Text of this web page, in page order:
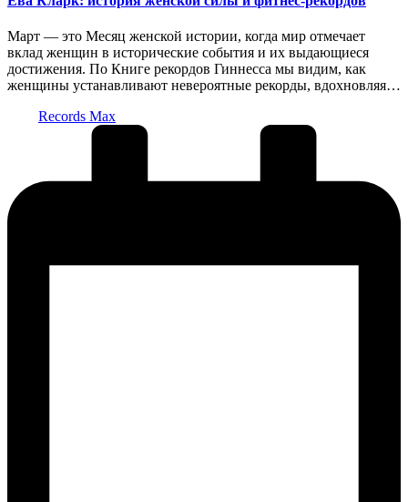
Март — это Месяц женской истории, когда мир отмечает
вклад женщин в исторические события и их выдающиеся
достижения. По Книге рекордов Гиннесса мы видим, как
женщины устанавливают невероятные рекорды, вдохновляя…
Records Max